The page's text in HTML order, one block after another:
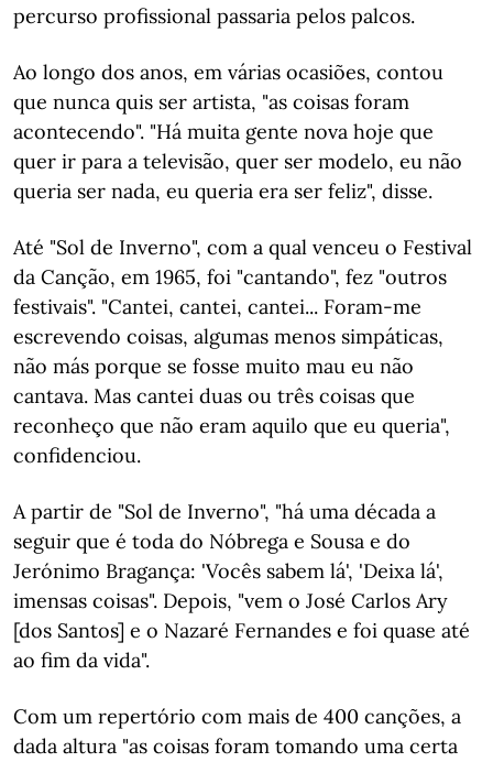
percurso profissional passaria pelos palcos.
Ao longo dos anos, em várias ocasiões, contou
que nunca quis ser artista, "as coisas foram
acontecendo". "Há muita gente nova hoje que
quer ir para a televisão, quer ser modelo, eu não
queria ser nada, eu queria era ser feliz", disse.
Até "Sol de Inverno", com a qual venceu o Festival
da Canção, em 1965, foi "cantando", fez "outros
festivais". "Cantei, cantei, cantei... Foram-me
escrevendo coisas, algumas menos simpáticas,
não más porque se fosse muito mau eu não
cantava. Mas cantei duas ou três coisas que
reconheço que não eram aquilo que eu queria",
confidenciou.
A partir de "Sol de Inverno", "há uma década a
seguir que é toda do Nóbrega e Sousa e do
Jerónimo Bragança: 'Vocês sabem lá', 'Deixa lá',
imensas coisas". Depois, "vem o José Carlos Ary
[dos Santos] e o Nazaré Fernandes e foi quase até
ao fim da vida".
Com um repertório com mais de 400 canções, a
dada altura "as coisas foram tomando uma certa